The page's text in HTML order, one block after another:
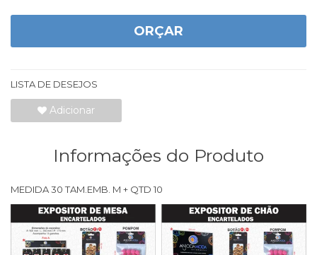
ORÇAR
LISTA DE DESEJOS
Adicionar
Informações do Produto
MEDIDA 30 TAM.EMB. M + QTD 10